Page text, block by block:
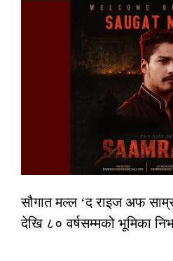
सौगात मल्ल ‘द राइज अफ
देखि ८० वर्षसम्मको भूमिका